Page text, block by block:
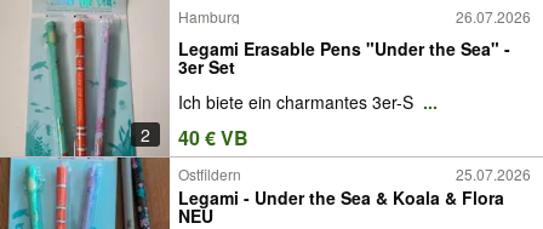
2
Hamburg 26.07.2026
Legami Erasable Pens "Under the Sea" -
3er Set
Ich biete ein charmantes 3er-S ...
40 € VB
Ostfildern 25.07.2026
Legami - Under the Sea & Koala & Flora
NEU